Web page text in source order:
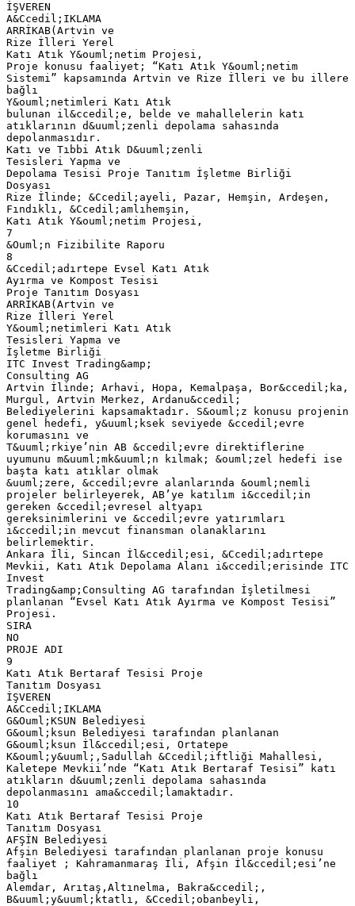
İŞVEREN
A&Ccedil;IKLAMA
ARRİKAB(Artvin ve
Rize İlleri Yerel
Katı Atık Y&ouml;netim Projesi,
Proje konusu faaliyet; “Katı Atık Y&ouml;netim
Sistemi” kapsamında Artvin ve Rize İlleri ve bu illere
bağlı
Y&ouml;netimleri Katı Atık
bulunan il&ccedil;e, belde ve mahallelerin katı
atıklarının d&uuml;zenli depolama sahasında
depolanmasıdır.
Katı ve Tıbbi Atık D&uuml;zenli
Tesisleri Yapma ve
Depolama Tesisi Proje Tanıtım İşletme Birliği
Dosyası
Rize İlinde; &Ccedil;ayeli, Pazar, Hemşin, Ardeşen,
Fındıklı, &Ccedil;amlıhemşin,
Katı Atık Y&ouml;netim Projesi,
7
&Ouml;n Fizibilite Raporu
8
&Ccedil;adırtepe Evsel Katı Atık
Ayırma ve Kompost Tesisi
Proje Tanıtım Dosyası
ARRİKAB(Artvin ve
Rize İlleri Yerel
Y&ouml;netimleri Katı Atık
Tesisleri Yapma ve
İşletme Birliği
ITC Invest Trading&amp;
Consulting AG
Artvin İlinde; Arhavi, Hopa, Kemalpaşa, Bor&ccedil;ka,
Murgul, Artvin Merkez, Ardanu&ccedil;
Belediyelerini kapsamaktadır. S&ouml;z konusu projenin
genel hedefi, y&uuml;ksek seviyede &ccedil;evre
korumasını ve
T&uuml;rkiye’nin AB &ccedil;evre direktiflerine
uyumunu m&uuml;mk&uuml;n kılmak; &ouml;zel hedefi ise
başta katı atıklar olmak
&uuml;zere, &ccedil;evre alanlarında &ouml;nemli
projeler belirleyerek, AB’ye katılım i&ccedil;in
gereken &ccedil;evresel altyapı
gereksinimlerini ve &ccedil;evre yatırımları
i&ccedil;in mevcut finansman olanaklarını
belirlemektir.
Ankara İli, Sincan İl&ccedil;esi, &Ccedil;adırtepe
Mevkii, Katı Atık Depolama Alanı i&ccedil;erisinde ITC
Invest
Trading&amp;Consulting AG tarafından İşletilmesi
planlanan “Evsel Katı Atık Ayırma ve Kompost Tesisi”
Projesi.
SIRA
NO
PROJE ADI
9
Katı Atık Bertaraf Tesisi Proje
Tanıtım Dosyası
İŞVEREN
A&Ccedil;IKLAMA
G&Ouml;KSUN Belediyesi
G&ouml;ksun Belediyesi tarafından planlanan
G&ouml;ksun İl&ccedil;esi, Ortatepe
K&ouml;y&uuml;,Sadullah &Ccedil;iftliği Mahallesi,
Kaletepe Mevkii’nde “Katı Atık Bertaraf Tesisi” katı
atıkların d&uuml;zenli depolama sahasında
depolanmasını ama&ccedil;lamaktadır.
10
Katı Atık Bertaraf Tesisi Proje
Tanıtım Dosyası
AFŞİN Belediyesi
Afşin Belediyesi tarafından planlanan proje konusu
faaliyet ; Kahramanmaraş İli, Afşin İl&ccedil;esi’ne
bağlı
Alemdar, Arıtaş,Altınelma, Bakra&ccedil;,
B&uuml;y&uuml;ktatlı, &Ccedil;obanbeyli,